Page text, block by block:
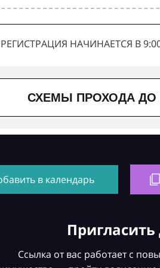
РЕГИСТРАЦИЯ НАЧИНАЕТСЯ В
СХЕМЫ ПРОХОДА
в календарь
Пригласить
Ссылка от вас работает с